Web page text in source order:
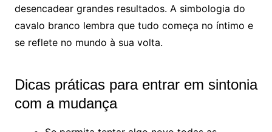
desencadear grandes resultados. A simbologia do
cavalo branco lembra que tudo começa no íntimo e
se reflete no mundo à sua volta.
Dicas práticas para entrar em sintonia
com a mudança